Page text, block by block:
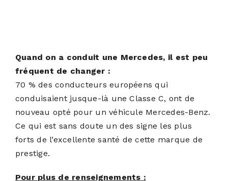
Quand on a conduit une Mercedes, il est peu
fréquent de changer :
70 % des conducteurs européens qui
conduisaient jusque-là une Classe C, ont de
nouveau opté pour un véhicule Mercedes-Benz.
Ce qui est sans doute un des signe les plus
forts de l’excellente santé de cette marque de
prestige.
Pour plus de renseignements :